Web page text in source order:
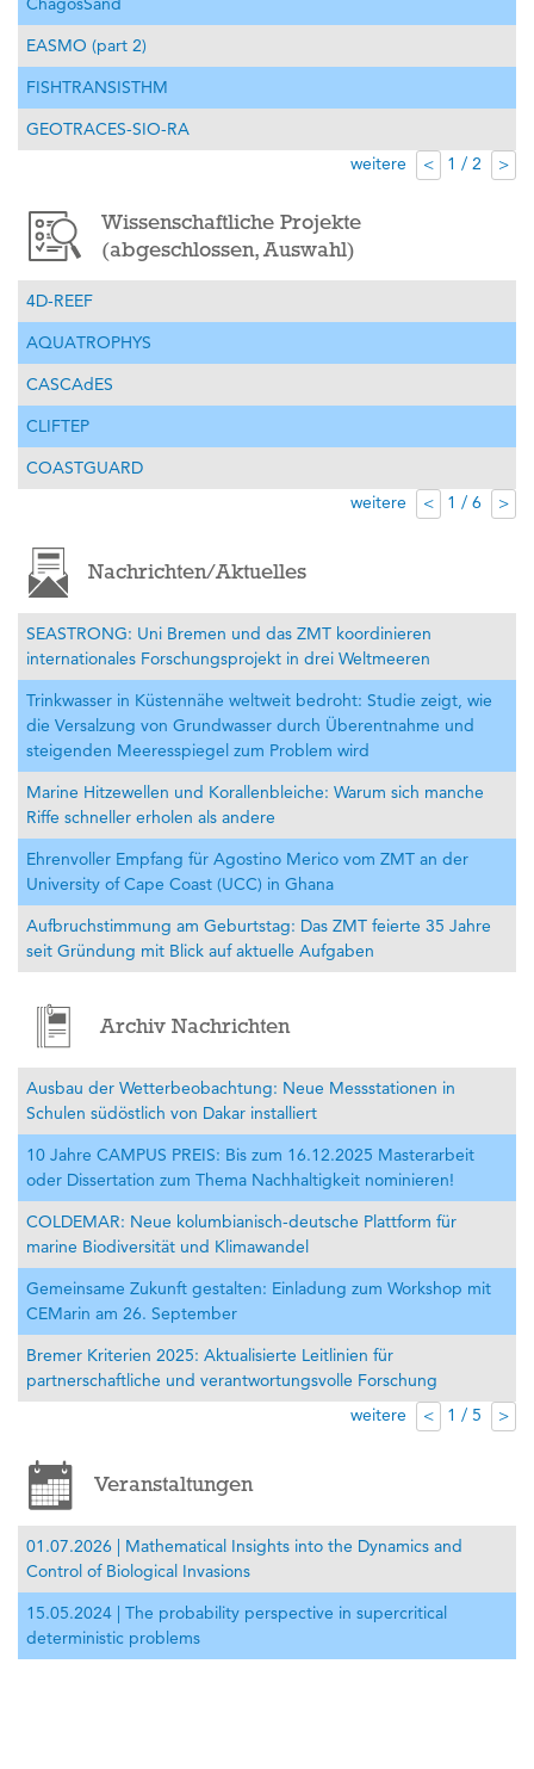
EASMO (part 2)
FISHTRANSISTHM
GEOTRACES-SIO-RA
weitere
< 1 / 2 >
Wissenschaftliche Projekte
(abgeschlossen, Auswahl)
4D-REEF
AQUATROPHYS
CASCAdES
CLIFTEP
COASTGUARD
weitere
< 1 / 6 >
Nachrichten/Aktuelles
SEASTRONG: Uni Bremen und das ZMT koordinieren
internationales Forschungsprojekt in drei Weltmeeren
Trinkwasser in Küstennähe weltweit bedroht: Studie zeigt, wie
die Versalzung von Grundwasser durch Überentnahme und
steigenden Meeresspiegel zum Problem wird
Marine Hitzewellen und Korallenbleiche: Warum sich manche
Riffe schneller erholen als andere
Ehrenvoller Empfang für Agostino Merico vom ZMT an der
University of Cape Coast (UCC) in Ghana
Aufbruchstimmung am Geburtstag: Das ZMT feierte 35 Jahre
seit Gründung mit Blick auf aktuelle Aufgaben
Archiv Nachrichten
Ausbau der Wetterbeobachtung: Neue Messstationen in
Schulen südöstlich von Dakar installiert
10 Jahre CAMPUS PREIS: Bis zum 16.12.2025 Masterarbeit
oder Dissertation zum Thema Nachhaltigkeit nominieren!
COLDEMAR: Neue kolumbianisch-deutsche Plattform für
marine Biodiversität und Klimawandel
Gemeinsame Zukunft gestalten: Einladung zum Workshop mit
CEMarin am 26. September
Bremer Kriterien 2025: Aktualisierte Leitlinien für
partnerschaftliche und verantwortungsvolle Forschung
weitere
< 1 / 5 >
Veranstaltungen
01.07.2026 | Mathematical Insights into the Dynamics and
Control of Biological Invasions
15.05.2024 | The probability perspective in supercritical
deterministic problems